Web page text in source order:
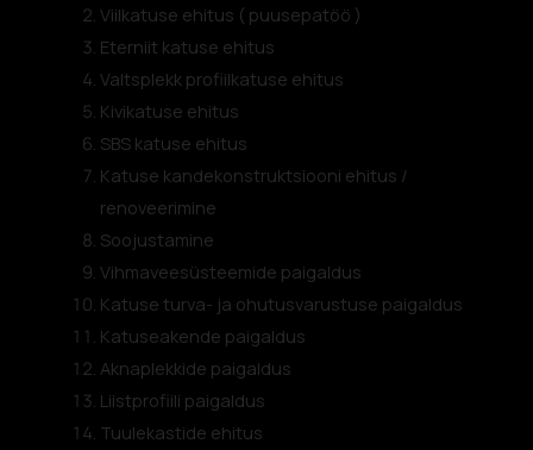
Viilkatuse ehitus ( puusepatöö )
Eterniit katuse ehitus
Valtsplekk profiilkatuse ehitus
Kivikatuse ehitus
SBS katuse ehitus
Katuse kandekonstruktsiooni ehitus /
renoveerimine
Soojustamine
Vihmaveesüsteemide paigaldus
Katuse turva- ja ohutusvarustuse paigaldus
Katuseakende paigaldus
Aknaplekkide paigaldus
Liistprofiili paigaldus
Tuulekastide ehitus